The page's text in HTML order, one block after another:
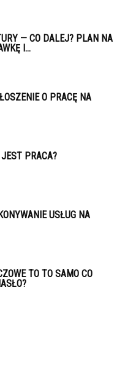
— CO DALEJ? PLAN NA
I...
O PRACĘ NA
PRACA?
USŁUG NA
TO TO SAMO CO